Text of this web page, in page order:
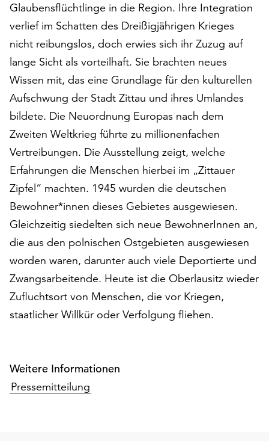
die
Schaltfläche
„Cookie-
Einstellungen“
zur
Verfügung.
Funktionale
Cookies
werden
auch
ohne
Ihr
Einverständnis
weiterhin
ausgeführt.
Möchten
Sie
die
verwendeten
Cookies
anpassen,
erreichen
über
die
Schaltfläche
Glaubensflüchtlinge in die Region. Ihre Integration
verlief im Schatten des Dreißigjährigen Krieges
nicht reibungslos, doch erwies sich ihr Zuzug auf
lange Sicht als vorteilhaft. Sie brachten neues
Wissen mit, das eine Grundlage für den kulturellen
Aufschwung der Stadt Zittau und ihres Umlandes
bildete. Die Neuordnung Europas nach dem
Zweiten Weltkrieg führte zu millionenfachen
Vertreibungen. Die Ausstellung zeigt, welche
Erfahrungen die Menschen hierbei im „Zittauer
Zipfel“ machten. 1945 wurden die deutschen
Bewohner*innen dieses Gebietes ausgewiesen.
Gleichzeitig siedelten sich neue BewohnerInnen an,
die aus den polnischen Ostgebieten ausgewiesen
worden waren, darunter auch viele Deportierte und
Zwangsarbeitende. Heute ist die Oberlausitz wieder
Zufluchtsort von Menschen, die vor Kriegen,
staatlicher Willkür oder Verfolgung fliehen.
Weitere Informationen
Pressemitteilung